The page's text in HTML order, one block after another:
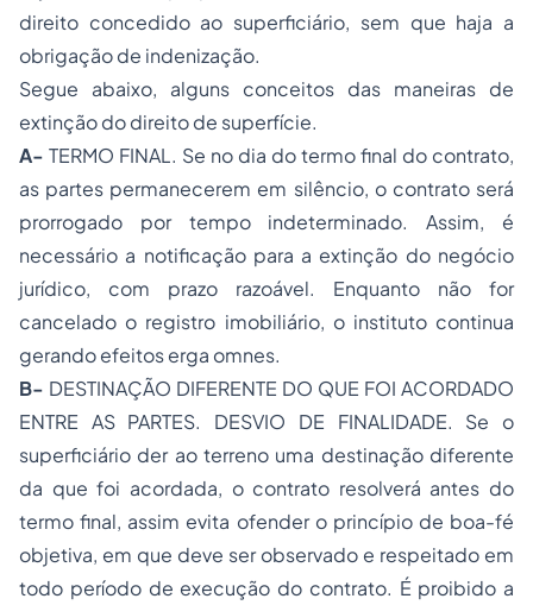
direito concedido ao superficiário, sem que haja a
obrigação de indenização.
Segue abaixo, alguns conceitos das maneiras de
extinção do direito de superfície.
A- TERMO FINAL. Se no dia do termo final do contrato,
as partes permanecerem em silêncio, o contrato será
prorrogado por tempo indeterminado. Assim, é
necessário a notificação para a extinção do negócio
jurídico, com prazo razoável. Enquanto não for
cancelado o registro imobiliário, o instituto continua
gerando efeitos erga omnes.
B- DESTINAÇÃO DIFERENTE DO QUE FOI ACORDADO
ENTRE AS PARTES. DESVIO DE FINALIDADE. Se o
superficiário der ao terreno uma destinação diferente
da que foi acordada, o contrato resolverá antes do
termo final, assim evita ofender o princípio de boa-fé
objetiva, em que deve ser observado e respeitado em
todo período de execução do contrato. É proibido a